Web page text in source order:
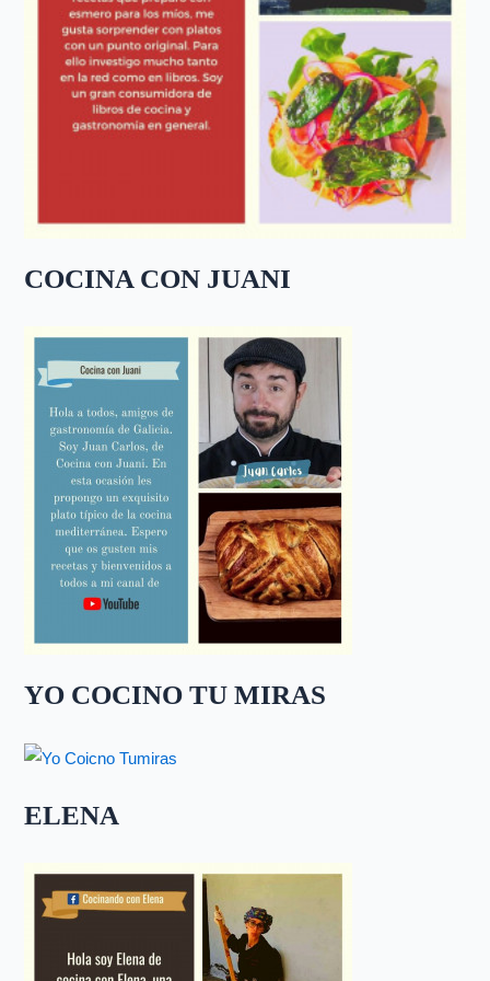
COCINA CON JUANI
YO COCINO TU MIRAS
ELENA